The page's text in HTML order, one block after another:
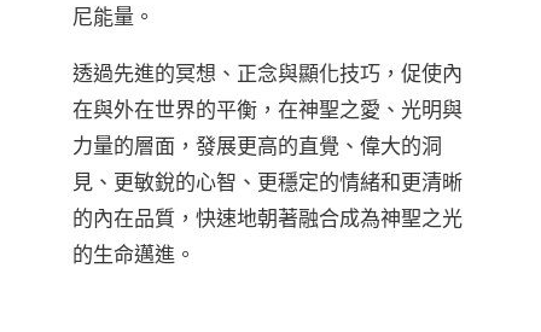
尼能量。
透過先進的冥想、正念與顯化技巧，促使內
在與外在世界的平衡，在神聖之愛、光明與
力量的層面，發展更高的直覺、偉大的洞
見、更敏銳的心智、更穩定的情緒和更清晰
的內在品質，快速地朝著融合成為神聖之光
的生命邁進。